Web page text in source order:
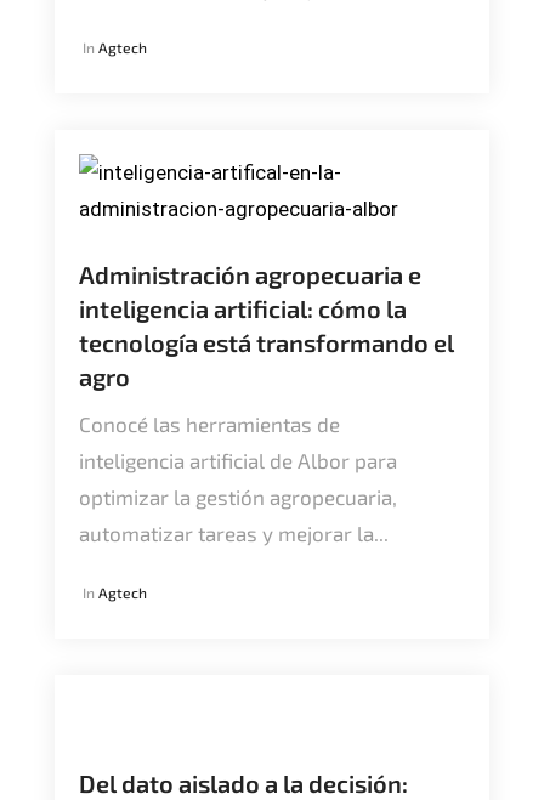
In Agtech
Administración agropecuaria e
inteligencia artificial: cómo la
tecnología está transformando el
agro
Conocé las herramientas de
inteligencia artificial de Albor para
optimizar la gestión agropecuaria,
automatizar tareas y mejorar la...
In Agtech
Del dato aislado a la decisión: